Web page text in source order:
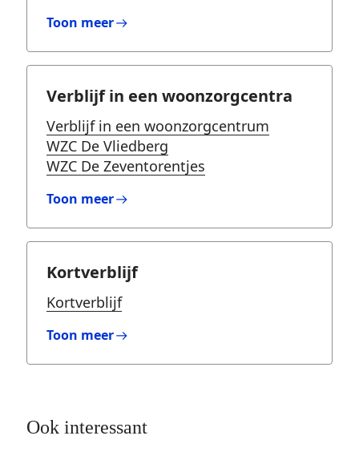
Toon meer
Verblijf in een woonzorgcentra
Verblijf in een woonzorgcentrum
WZC De Vliedberg
WZC De Zeventorentjes
Toon meer
Kortverblijf
Kortverblijf
Toon meer
Ook interessant